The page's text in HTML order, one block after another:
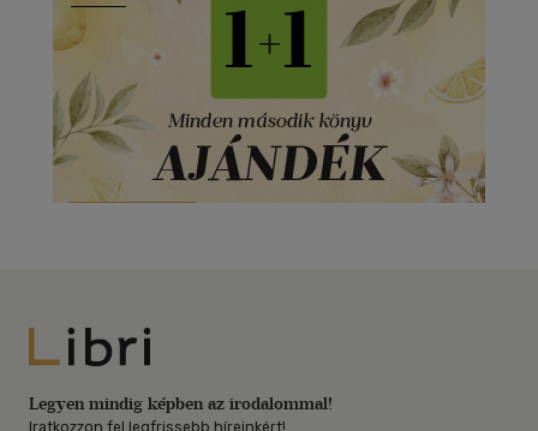
Libri
Legyen mindig képben az irodalommal!
Iratkozzon fel legfrissebb híreinkért!